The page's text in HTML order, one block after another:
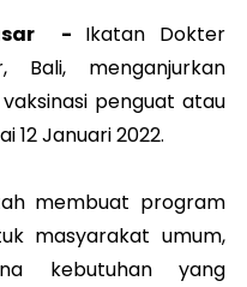
- Ikatan Dokter
Bali, menganjurkan
penguat atau
12 Januari 2022.
membuat program
masyarakat umum,
kebutuhan yang